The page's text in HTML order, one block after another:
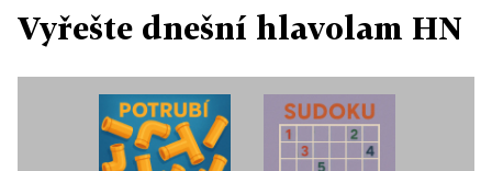
Vyřešte dnešní hlavolam HN